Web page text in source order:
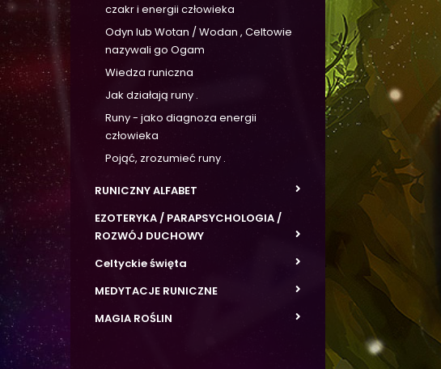
czakr i energii człowieka
Odyn lub Wotan / Wodan , Celtowie
nazywali go Ogam
Wiedza runiczna
Jak działają runy .
Runy - jako diagnoza energii
człowieka
Pojąć, zrozumieć runy .
RUNICZNY ALFABET
EZOTERYKA / PARAPSYCHOLOGIA /
ROZWÓJ DUCHOWY
Celtyckie święta
MEDYTACJE RUNICZNE
MAGIA ROŚLIN